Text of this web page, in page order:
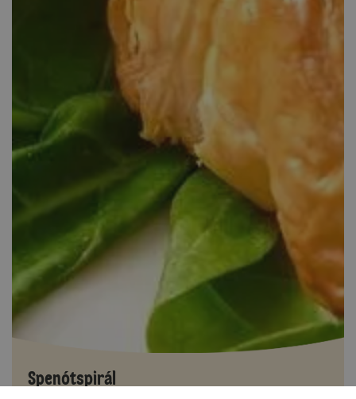
Spenótspirál